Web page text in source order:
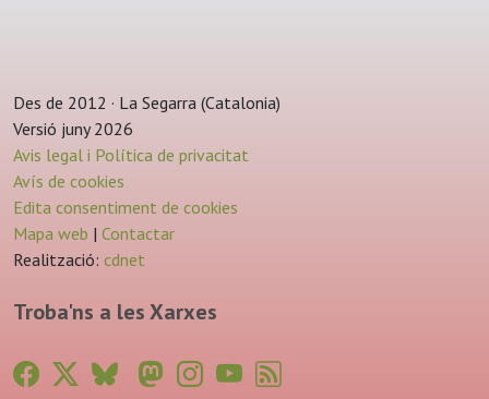
Des de 2012 · La Segarra (Catalonia)
Versió juny 2026
Avis legal i Política de privacitat
Avís de cookies
Edita consentiment de cookies
Mapa web | Contactar
Realització: cdnet
Troba'ns a les Xarxes